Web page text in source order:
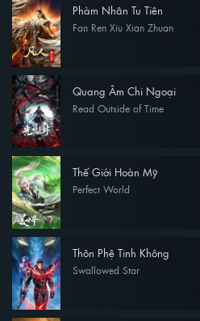
Phàm Nhân Tu Tiên
Fan Ren Xiu Xian Zhuan
Quang Âm Chi Ngoại
Read Outside of Time
Thế Giới Hoàn Mỹ
Perfect World
Thôn Phệ Tinh Không
Swallowed Star